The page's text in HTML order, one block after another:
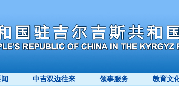
中吉双边往来 领事服务 教育文